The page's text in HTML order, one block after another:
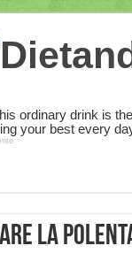
la